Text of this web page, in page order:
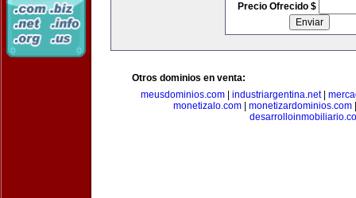
Precio Ofrecido $
Otros dominios en venta:
meusdominios.com| industriargentina.net|
monetizalo.com| monetizardominios.com